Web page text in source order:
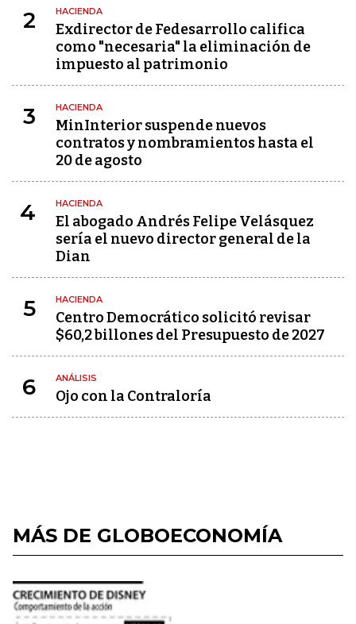
2 HACIENDA
Exdirector de Fedesarrollo califica
como "necesaria" la eliminación de
impuesto al patrimonio
3 HACIENDA
MinInterior suspende nuevos
contratos y nombramientos hasta el
20 de agosto
4 HACIENDA
El abogado Andrés Felipe Velásquez
sería el nuevo director general de la
Dian
5 HACIENDA
Centro Democrático solicitó revisar
$60,2 billones del Presupuesto de 2027
6 ANÁLISIS
Ojo con la Contraloría
MÁS DE GLOBOECONOMÍA